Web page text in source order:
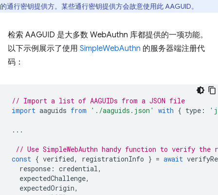
的通行密钥提供方。某些通行密钥提供方会故意使用此 AAGUID。
检索 AAGUID 是大多数 WebAuthn 库都提供的一项功能。
以下示例展示了使用 SimpleWebAuthn 的服务器端注册代
码：
// Import a list of AAGUIDs from a JSON file
import aaguids from './aaguids.json' with { type :
...
// Use SimpleWebAuthn handy function to verify
const { verified, registrationInfo } = await
response : credential,
expectedChallenge,
expectedOrigin,